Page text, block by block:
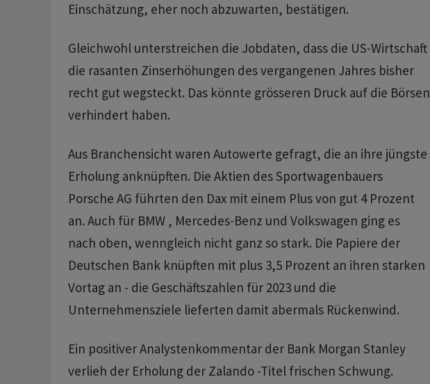
Einschätzung, eher noch abzuwarten, bestätigen.
Gleichwohl unterstreichen die Jobdaten, dass die US-Wirtschaft
die rasanten Zinserhöhungen des vergangenen Jahres bisher
recht gut wegsteckt. Das könnte grösseren Druck auf die Börsen
verhindert haben.
Aus Branchensicht waren Autowerte gefragt, die an ihre jüngste
Erholung anknüpften. Die Aktien des Sportwagenbauers
Porsche AG führten den Dax mit einem Plus von gut 4 Prozent
an. Auch für BMW , Mercedes-Benz und Volkswagen ging es
nach oben, wenngleich nicht ganz so stark. Die Papiere der
Deutschen Bank knüpften mit plus 3,5 Prozent an ihren starken
Vortag an - die Geschäftszahlen für 2023 und die
Unternehmensziele lieferten damit abermals Rückenwind.
Ein positiver Analystenkommentar der Bank Morgan Stanley
verlieh der Erholung der Zalando -Titel frischen Schwung.